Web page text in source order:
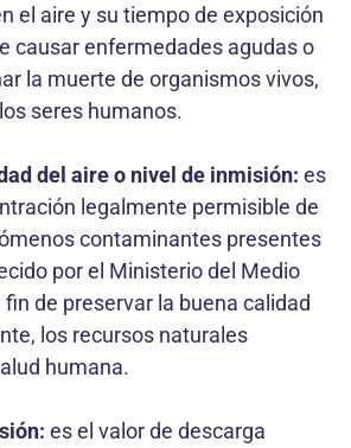
el aire y su tiempo de exposición
causar enfermedades agudas o
la muerte de organismos vivos,
seres humanos.
del aire o nivel de inmisión: es
legalmente permisible de
contaminantes presentes
por el Ministerio del Medio
de preservar la buena calidad
los recursos naturales
humana.
es el valor de descarga